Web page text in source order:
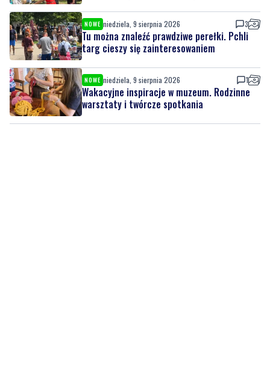
NOWE niedziela, 9 sierpnia 2026 1
Wakacyjne inspiracje w muzeum. Rodzinne